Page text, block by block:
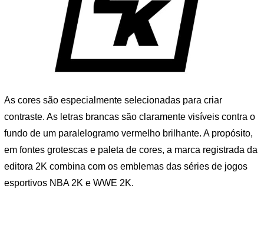
As cores são especialmente selecionadas para criar
contraste. As letras brancas são claramente visíveis contra o
fundo de um paralelogramo vermelho brilhante. A propósito,
em fontes grotescas e paleta de cores, a marca registrada da
editora 2K combina com os emblemas das séries de jogos
esportivos NBA 2K e WWE 2K.